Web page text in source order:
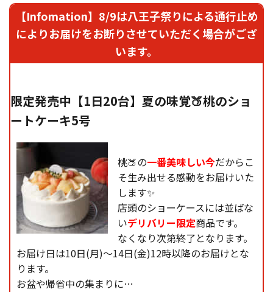
専
用）
個
ド
レ
【Infomation】8/9は八王子祭りによる通行止め
によりお届けをお断りさせていただく場合がござ
います。
限定発売中【1日20台】夏の味覚🍑桃のショ
ートケーキ5号
桃🍑の一番美味しい今だからこ
そ生み出せる感動をお届けいた
します✨
店頭のショーケースには並ばな
いデリバリー限定商品です。
なくなり次第終了となります。
お届け日は10日(月)〜14日(金)12時以降のお届けとな
ります。
お盆や帰省中の集まりに…